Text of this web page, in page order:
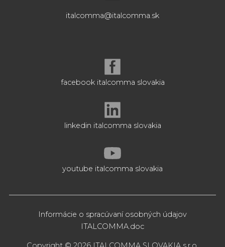
italcomma@italcomma.sk
facebook italcomma slovakia
linkedin italcomma slovakia
youtube italcomma slovakia
Informácie o spracúvaní osobných údajov
ITALCOMMA.doc